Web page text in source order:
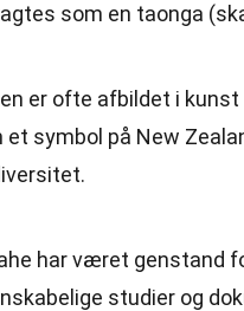
som en taonga
er ofte afbildet i
et symbol på New
har været genstand
studier og